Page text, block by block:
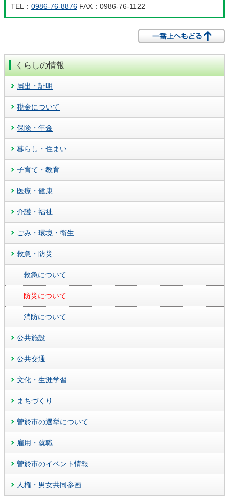
TEL： 0986-76-8876 FAX：0986-76-1122
くらしの情報
届出・証明
税金について
保険・年金
暮らし・住まい
子育て・教育
医療・健康
介護・福祉
ごみ・環境・衛生
救急・防災
救急について
防災について
消防について
公共施設
公共交通
文化・生涯学習
まちづくり
曽於市の選挙について
雇用・就職
曽於市のイベント情報
人権・男女共同参画